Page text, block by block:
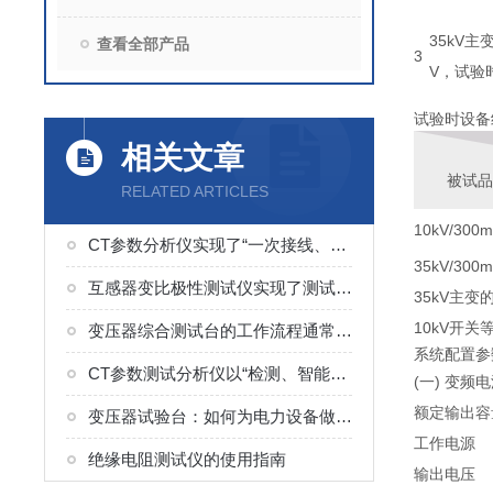
查看全部产品
相关文章
RELATED ARTICLES
CT参数分析仪实现了“一次接线、多项检测、自动生成结果”的流程
互感器变比极性测试仪实现了测试的集成化与简便性
变压器综合测试台的工作流程通常分为以下几个环节
CT参数测试分析仪以“检测、智能便捷”为核心
变压器试验台：如何为电力设备做“体检”？
绝缘电阻测试仪的使用指南
3
35kV主
V，试验
试验时设
被试
10kV/
35kV/
35kV主变
10kV开关
系统配置
(一) 变频
额定输出
工作电源
输出电压